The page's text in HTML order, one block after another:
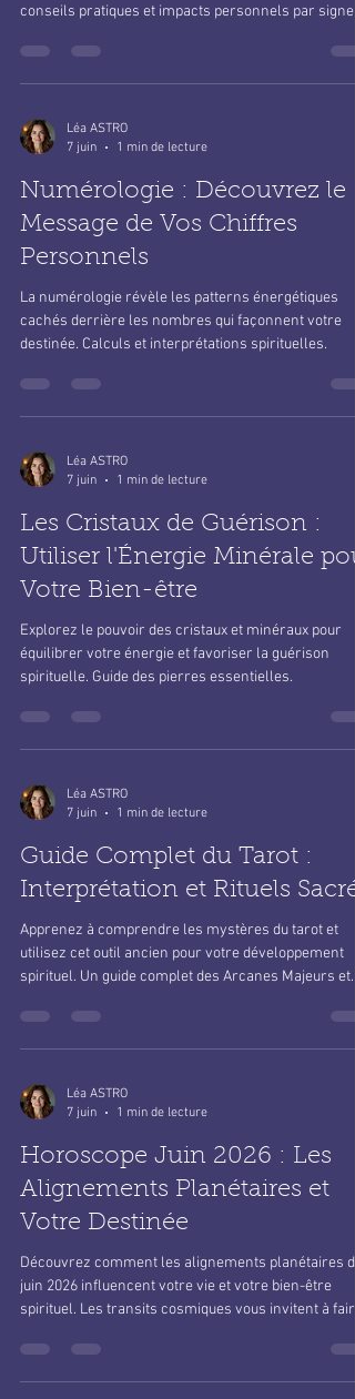
conseils pratiques et impacts personnels par signe.
Léa ASTRO
7 juin
1 min de lecture
Numérologie : Découvrez le
Message de Vos Chiffres
Personnels
La numérologie révèle les patterns énergétiques
cachés derrière les nombres qui façonnent votre
destinée. Calculs et interprétations spirituelles.
Léa ASTRO
7 juin
1 min de lecture
Les Cristaux de Guérison :
Utiliser l'Énergie Minérale
Votre Bien-être
Explorez le pouvoir des cristaux et minéraux pour
équilibrer votre énergie et favoriser la guérison
spirituelle. Guide des pierres essentielles.
Léa ASTRO
7 juin
1 min de lecture
Guide Complet du Tarot :
Interprétation et Rituels
Apprenez à comprendre les mystères du tarot et
utilisez cet outil ancien pour votre développement
spirituel. Un guide complet des Arcanes Majeurs et
Léa ASTRO
7 juin
1 min de lecture
Horoscope Juin 2026 : Les
Alignements Planétaires et
Votre Destinée
Découvrez comment les alignements planétaires de
juin 2026 influencent votre vie et votre bien-être
spirituel. Les transits cosmiques vous invitent à faire